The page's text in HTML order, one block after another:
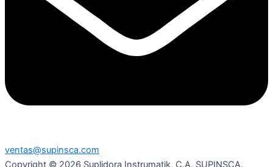
ventas@supinsca.com
Copyright © 2026 Suplidora Instrumatik, C.A. SUPINSCA.